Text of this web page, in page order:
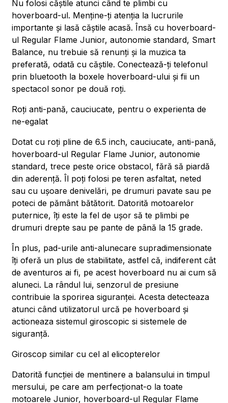
Nu folosi căștile atunci când te plimbi cu
hoverboard-ul. Menține-ți atenția la lucrurile
importante și lasă căștile acasă. Însă cu hoverboard-
ul Regular Flame Junior, autonomie standard, Smart
Balance, nu trebuie să renunți și la muzica ta
preferată, odată cu căștile. Conectează-ți telefonul
prin bluetooth la boxele hoverboard-ului și fii un
spectacol sonor pe două roți.
Roți anti-pană, cauciucate, pentru o experienta de
ne-egalat
Dotat cu roți pline de 6.5 inch, cauciucate, anti-pană,
hoverboard-ul Regular Flame Junior, autonomie
standard, trece peste orice obstacol, fără să piardă
din aderență. Îl poți folosi pe teren asfaltat, neted
sau cu ușoare denivelări, pe drumuri pavate sau pe
poteci de pământ bătătorit. Datorită motoarelor
puternice, îți este la fel de ușor să te plimbi pe
drumuri drepte sau pe pante de până la 15 grade.
În plus, pad-urile anti-alunecare supradimensionate
îți oferă un plus de stabilitate, astfel că, indiferent cât
de aventuros ai fi, pe acest hoverboard nu ai cum să
aluneci. La rândul lui, senzorul de presiune
contribuie la sporirea siguranței. Acesta detecteaza
atunci când utilizatorul urcă pe hoverboard și
actioneaza sistemul giroscopic si sistemele de
siguranță.
Giroscop similar cu cel al elicopterelor
Datorită funcției de mentinere a balansului in timpul
mersului, pe care am perfecționat-o la toate
motoarele Junior, hoverboard-ul Regular Flame